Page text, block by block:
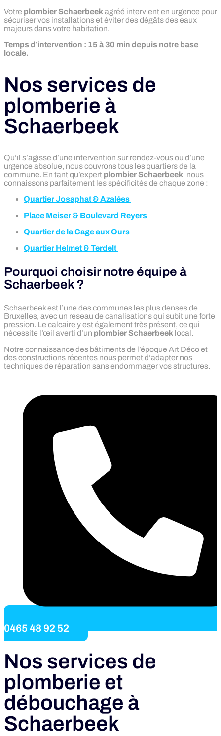
Votre plombier Schaerbeekagréé intervient en urgence pour
sécuriser vos installations et éviter des dégâts des eaux
majeurs dans votre habitation.
Temps d’intervention : 15 à 30 min depuis notre base
locale.
Nos services de
plomberie à
Schaerbeek
Qu’il s’agisse d’une intervention sur rendez-vous ou d’une
urgence absolue, nous couvrons tous les quartiers de la
commune. En tant qu’expert plombier Schaerbeek, nous
connaissons parfaitement les spécificités de chaque zone :
Quartier Josaphat & Azalées
Place Meiser & Boulevard Reyers
Quartier de la Cage aux Ours
Quartier Helmet & Terdelt
Pourquoi choisir notre équipe à
Schaerbeek ?
Schaerbeek est l’une des communes les plus denses de
Bruxelles, avec un réseau de canalisations qui subit une forte
pression. Le calcaire y est également très présent, ce qui
nécessite l’œil averti d’un plombier Schaerbeek local.
Notre connaissance des bâtiments de l’époque Art Déco et
des constructions récentes nous permet d’adapter nos
techniques de réparation sans endommager vos structures.
0465 48 92 52
Nos services de
plomberie et
débouchage à
Schaerbeek